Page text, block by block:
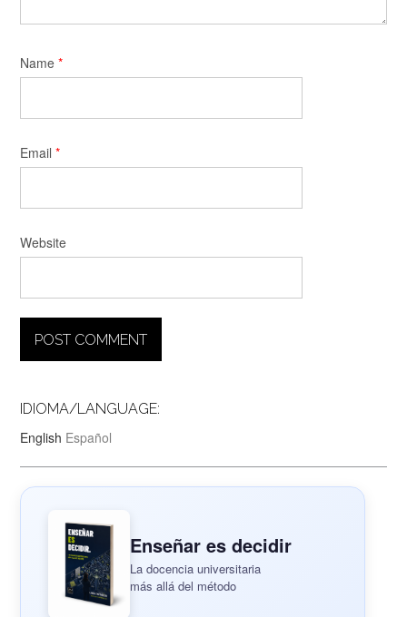
Name *
Email *
Website
IDIOMA/LANGUAGE:
English Español
Enseñar es decidir
La docencia universitaria
más allá del método